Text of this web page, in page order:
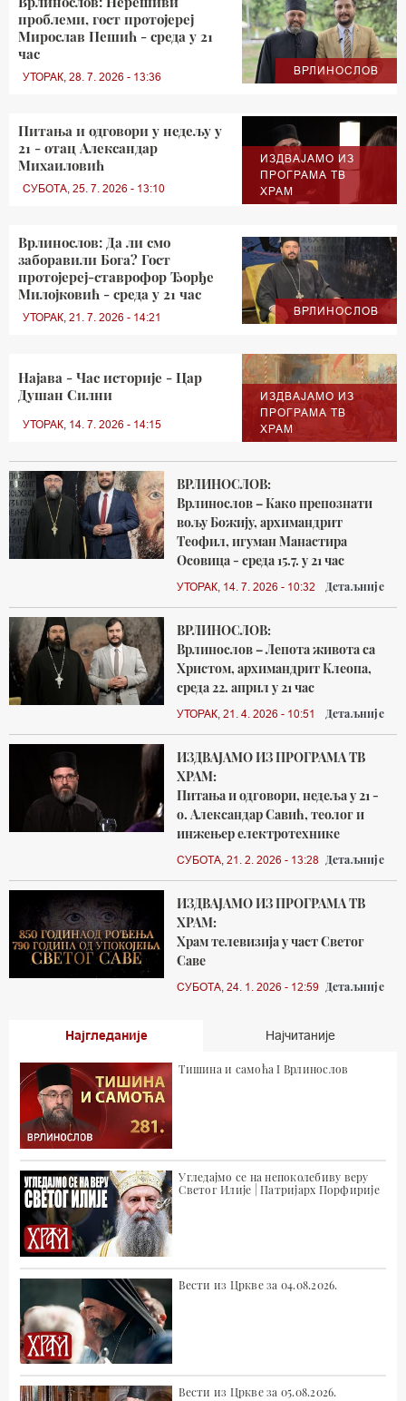
ВРЛИНОСЛОВ
проблеми, гост протојереј
Мирослав Пешић - среда у 21
час
УТОРАК, 28. 7. 2026 - 13:36
ИЗДВАЈАМО ИЗ
ПРОГРАМА ТВ
ХРАМ
Питања и одговори у недељу у
21 - отац Александар
Михаиловић
СУБОТА, 25. 7. 2026 - 13:10
ВРЛИНОСЛОВ
Врлинослов: Да ли смо
заборавили Бога? Гост
протојереј-ставрофор Ђорђе
Милојковић - среда у 21 час
УТОРАК, 21. 7. 2026 - 14:21
ИЗДВАЈАМО ИЗ
ПРОГРАМА ТВ
ХРАМ
Најава - Час историје - Цар
Душан Силни
УТОРАК, 14. 7. 2026 - 14:15
ВРЛИНОСЛОВ:
Врлинослов – Како препознати
вољу Божију, архимандрит
Теофил, игуман Манастира
Осовица - среда 15.7. у 21 час
УТОРАК, 14. 7. 2026 - 10:32 Детаљније
ВРЛИНОСЛОВ:
Врлинослов – Лепота живота са
Христом, архимандрит Клеопа,
среда 22. април у 21 час
УТОРАК, 21. 4. 2026 - 10:51 Детаљније
ИЗДВАЈАМО ИЗ ПРОГРАМА ТВ
ХРАМ:
Питања и одговори, недеља у 21 -
о. Александар Савић, теолог и
инжењер електротехнике
СУБОТА, 21. 2. 2026 - 13:28 Детаљније
ИЗДВАЈАМО ИЗ ПРОГРАМА ТВ
ХРАМ:
Храм телевизија у част Светог
Саве
СУБОТА, 24. 1. 2026 - 12:59 Детаљније
Најгледаније Најчитаније
Тишина и самоћа I Врлинослов
Угледајмо се на непоколебиву веру
Светог Илије | Патријарх Порфирије
Вести из Цркве за 04.08.2026.
Вести из Цркве за 05.08.2026.